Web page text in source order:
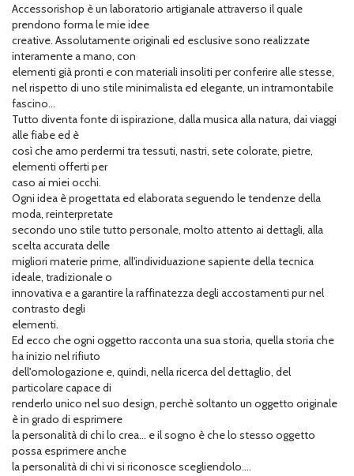
Accessorishop è un laboratorio artigianale attraverso il quale
prendono forma le mie idee
creative. Assolutamente originali ed esclusive sono realizzate
interamente a mano, con
elementi già pronti e con materiali insoliti per conferire alle stesse,
nel rispetto di uno stile minimalista ed elegante, un intramontabile
fascino...
Tutto diventa fonte di ispirazione, dalla musica alla natura, dai viaggi
alle fiabe ed è
così che amo perdermi tra tessuti, nastri, sete colorate, pietre,
elementi offerti per
caso ai miei occhi.
Ogni idea è progettata ed elaborata seguendo le tendenze della
moda, reinterpretate
secondo uno stile tutto personale, molto attento ai dettagli, alla
scelta accurata delle
migliori materie prime, all'individuazione sapiente della tecnica
ideale, tradizionale o
innovativa e a garantire la raffinatezza degli accostamenti pur nel
contrasto degli
elementi.
Ed ecco che ogni oggetto racconta una sua storia, quella storia che
ha inizio nel rifiuto
dell'omologazione e, quindi, nella ricerca del dettaglio, del
particolare capace di
renderlo unico nel suo design, perchè soltanto un oggetto originale
è in grado di esprimere
la personalità di chi lo crea... e il sogno è che lo stesso oggetto
possa esprimere anche
la personalità di chi vi si riconosce scegliendolo....